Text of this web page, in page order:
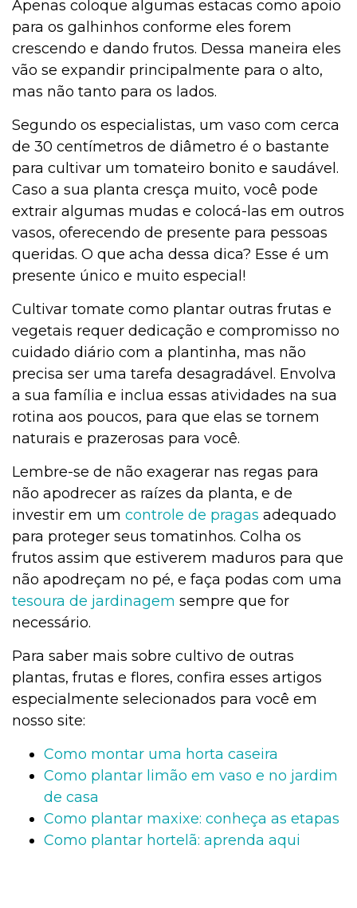
Apenas coloque algumas estacas como apoio
para os galhinhos conforme eles forem
crescendo e dando frutos. Dessa maneira eles
vão se expandir principalmente para o alto,
mas não tanto para os lados.
Segundo os especialistas, um vaso com cerca
de 30 centímetros de diâmetro é o bastante
para cultivar um tomateiro bonito e saudável.
Caso a sua planta cresça muito, você pode
extrair algumas mudas e colocá-las em outros
vasos, oferecendo de presente para pessoas
queridas. O que acha dessa dica? Esse é um
presente único e muito especial!
Cultivar tomate como plantar outras frutas e
vegetais requer dedicação e compromisso no
cuidado diário com a plantinha, mas não
precisa ser uma tarefa desagradável. Envolva
a sua família e inclua essas atividades na sua
rotina aos poucos, para que elas se tornem
naturais e prazerosas para você.
Lembre-se de não exagerar nas regas para
não apodrecer as raízes da planta, e de
investir em um controle de pragas adequado
para proteger seus tomatinhos. Colha os
frutos assim que estiverem maduros para que
não apodreçam no pé, e faça podas com uma
tesoura de jardinagem sempre que for
necessário.
Para saber mais sobre cultivo de outras
plantas, frutas e flores, confira esses artigos
especialmente selecionados para você em
nosso site:
Como montar uma horta caseira
Como plantar limão em vaso e no jardim
de casa
Como plantar maxixe: conheça as etapas
Como plantar hortelã: aprenda aqui